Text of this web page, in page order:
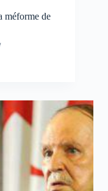
méforme de